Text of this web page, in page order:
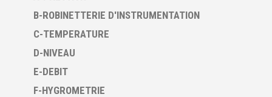
B-ROBINETTERIE D'INSTRUMENTATION
C-TEMPERATURE
D-NIVEAU
E-DEBIT
F-HYGROMETRIE